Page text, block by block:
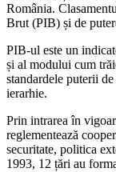
România.
Brut (PIB) și de
PIB-ul este un
și al modului cum
standardele puterii
ierarhie.
Prin intrarea în
reglementează
securitate, politica
1993, 12 țări au